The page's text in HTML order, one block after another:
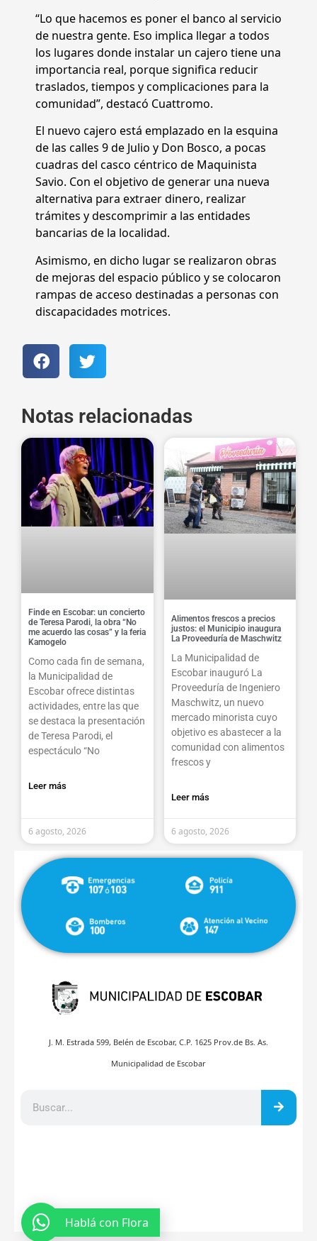
“Lo que hacemos es poner el banco al servicio
de nuestra gente. Eso implica llegar a todos
los lugares donde instalar un cajero tiene una
importancia real, porque significa reducir
traslados, tiempos y complicaciones para la
comunidad”, destacó Cuattromo.
El nuevo cajero está emplazado en la esquina
de las calles 9 de Julio y Don Bosco, a pocas
cuadras del casco céntrico de Maquinista
Savio. Con el objetivo de generar una nueva
alternativa para extraer dinero, realizar
trámites y descomprimir a las entidades
bancarias de la localidad.
Asimismo, en dicho lugar se realizaron obras
de mejoras del espacio público y se colocaron
rampas de acceso destinadas a personas con
discapacidades motrices.
Notas relacionadas
Finde en Escobar: un concierto
de Teresa Parodi, la obra “No
me acuerdo las cosas” y la feria
Kamogelo
Como cada fin de semana,
la Municipalidad de
Escobar ofrece distintas
actividades, entre las que
se destaca la presentación
de Teresa Parodi, el
espectáculo “No
Leer más
6 agosto, 2026
Alimentos frescos a precios
justos: el Municipio inaugura
La Proveeduría de Maschwitz
La Municipalidad de
Escobar inauguró La
Proveeduría de Ingeniero
Maschwitz, un nuevo
mercado minorista cuyo
objetivo es abastecer a la
comunidad con alimentos
frescos y
Leer más
6 agosto, 2026
J. M. Estrada 599, Belén de Escobar, C.P. 1625 Prov.de Bs. As.
Municipalidad de Escobar
Hablá con Flora